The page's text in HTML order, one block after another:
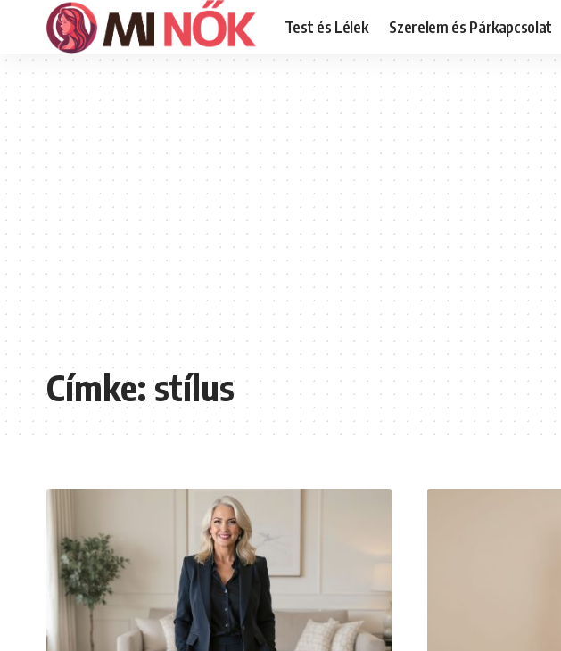
Test és Lélek Szerelem és Párkapcsolat
Címke:stílus